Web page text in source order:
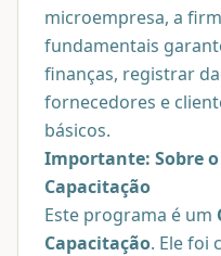
microempresa, a
fundamentais
finanças, registrar
fornecedores e
básicos.
Importante: Sobre
Capacitação
Este programa é um
Capacitação. Ele foi